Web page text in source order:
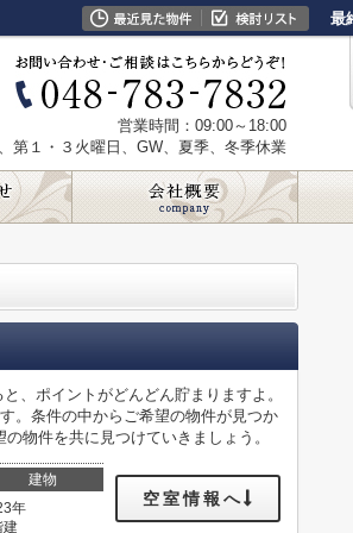
最
営業時間：09:00～18:00
第１・３火曜日、GW、夏季、冬季休業
、ポイントがどんどん貯まりますよ。
。条件の中からご希望の物件が見つか
物件を共に見つけていきましょう。
建物
年
建
空室情報へ